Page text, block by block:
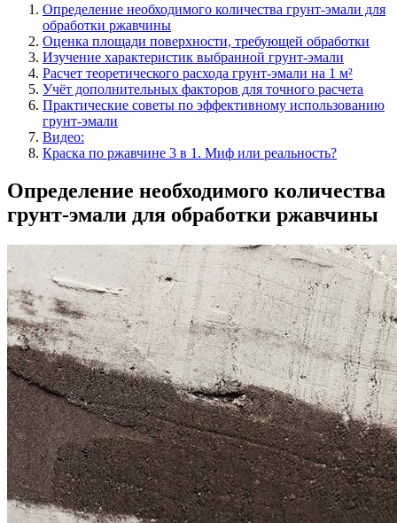
Определение необходимого количества грунт-эмали для
обработки ржавчины
Оценка площади поверхности, требующей обработки
Изучение характеристик выбранной грунт-эмали
Расчет теоретического расхода грунт-эмали на 1 м²
Учёт дополнительных факторов для точного расчета
Практические советы по эффективному использованию
грунт-эмали
Видео:
Краска по ржавчине 3 в 1. Миф или реальность?
Определение необходимого количества
грунт-эмали для обработки ржавчины